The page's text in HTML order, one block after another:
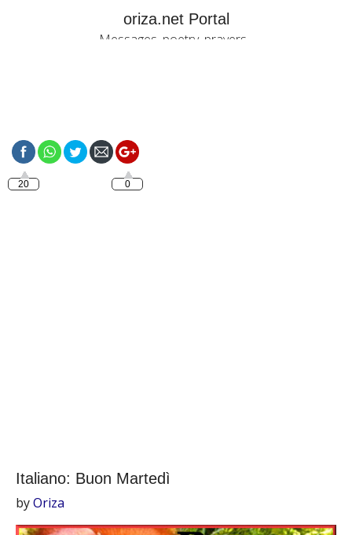
oriza.net Portal
Messages, poetry, prayers...
Italiano: Buon Martedì
byOriza
20 0